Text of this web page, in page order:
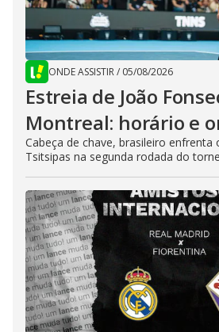
ONDE ASSISTIR/ 05/08/2026
Estreia de João
Montreal: horário e
Cabeça de chave, brasileiro enfrenta
Tsitsipas na segunda rodada do